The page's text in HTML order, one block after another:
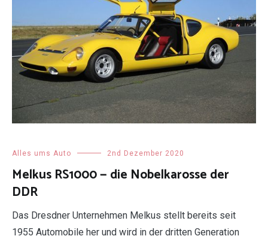
Alles ums Auto 2nd Dezember 2020
Melkus RS1000 — die Nobelkarosse der
DDR
Das Dresdner Unternehmen Melkus stellt bereits seit
1955 Automobile her und wird in der dritten Generation